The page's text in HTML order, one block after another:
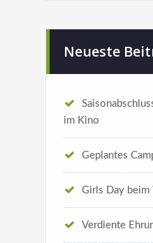
Neueste
im Kino
Geplantes
Girls Day beim
Verdiente